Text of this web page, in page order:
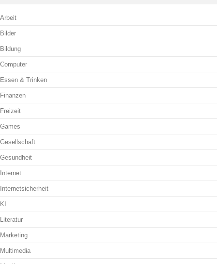
Arbeit
Bilder
Bildung
Computer
Essen & Trinken
Finanzen
Freizeit
Games
Gesellschaft
Gesundheit
Internet
Internetsicherheit
KI
Literatur
Marketing
Multimedia